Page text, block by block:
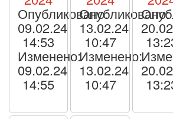
Опубликовано:
09.02.24
14:53
Изменено:
09.02.24
14:55
Опубликовано:
13.02.24
10:47
Изменено:
13.02.24
10:47